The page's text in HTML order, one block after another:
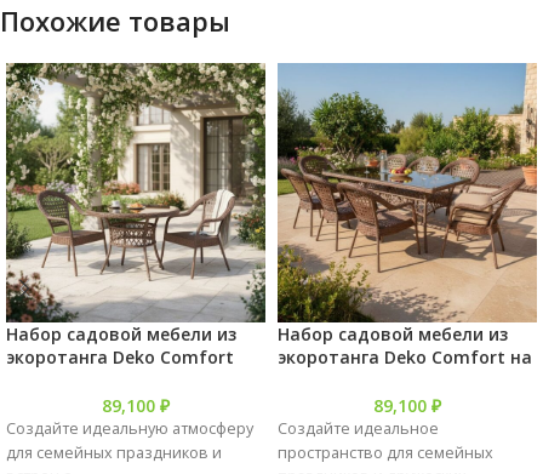
Похожие товары
Набор садовой мебели из
экоротанга Deko Comfort
89,100 ₽
Создайте идеальную атмосферу
для семейных праздников и
Набор садовой мебели из
экоротанга Deko Comfort на
89,100 ₽
Создайте идеальное
пространство для семейных